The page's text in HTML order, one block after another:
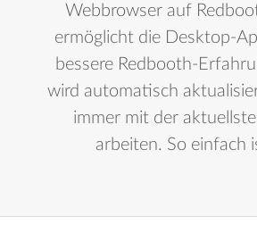
Webbrowser auf
ermöglicht die Desktop-
bessere Redbooth-
wird automatisch
immer mit der
arbeiten. So einfach